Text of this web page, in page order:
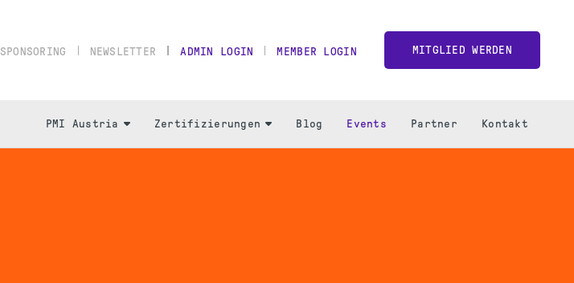
SPONSORING NEWSLETTER ADMIN LOGIN MEMBER LOGIN MITGLIED WERDEN
PMI Austria Zertifizierungen Blog Events Partner Kontakt